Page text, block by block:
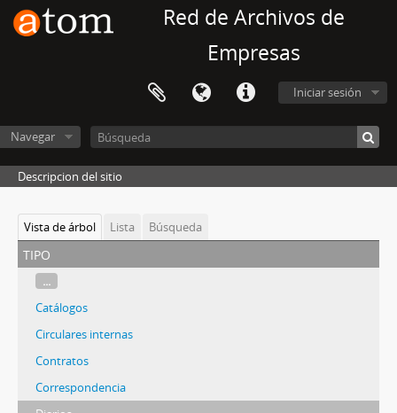
Red de Archivos de
Empresas
Iniciar sesión
Navegar
Descripcion del sitio
Vista de árbol Lista Búsqueda
tipo
...
Catálogos
Circulares internas
Contratos
Correspondencia